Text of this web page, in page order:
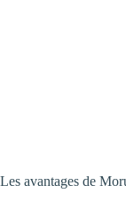
Les avantages de